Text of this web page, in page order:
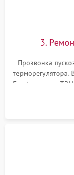
3.
Прозвонка
терморегулятора.
Frost, включая ТЭН
платы